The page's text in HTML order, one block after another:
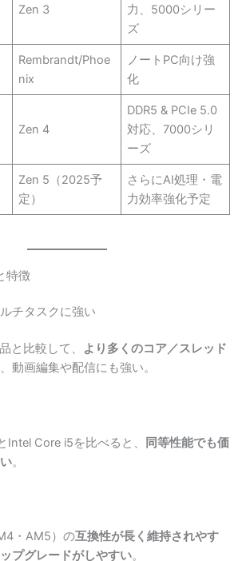
Zen 3
力、5000シリー
ズ
Rembrandt/Phoe
nix
ノートPC向け強
化
Zen 4
DDR5 & PCIe 5.0
対応、7000シリ
ーズ
Zen 5（2025予
定）
さらにAI処理・電
力効率強化予定
特徴
チタスクに強い
と比較して、
より多くのコア／スレッド
動画編集や配信にも強い。
Intel Core i5を比べると、
同等性能でも価
。
・AM5）の互換性が長く維持されやす
プグレードがしやすい。